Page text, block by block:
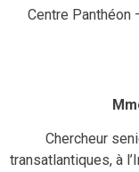
Centre Panthéon
Chercheur
transatlantiques, à